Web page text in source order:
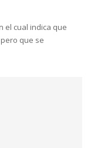
el cual indica que
que se